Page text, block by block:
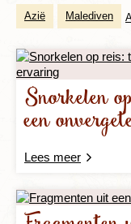
Azië Malediven
Snorkelen
een
Lees meer